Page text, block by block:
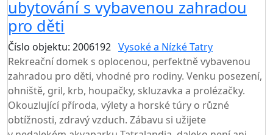
ubytování s vybavenou zahradou
pro děti
Číslo objektu: 2006192 Vysoké a Nízké Tatry
Rekreační domek s oplocenou, perfektně vybavenou
zahradou pro děti, vhodné pro rodiny. Venku posezení,
ohniště, gril, krb, houpačky, skluzavka a prolézačky.
Okouzlující příroda, výlety a horské túry o různé
obtížnosti, zdravý vzduch. Zábavu si užijete